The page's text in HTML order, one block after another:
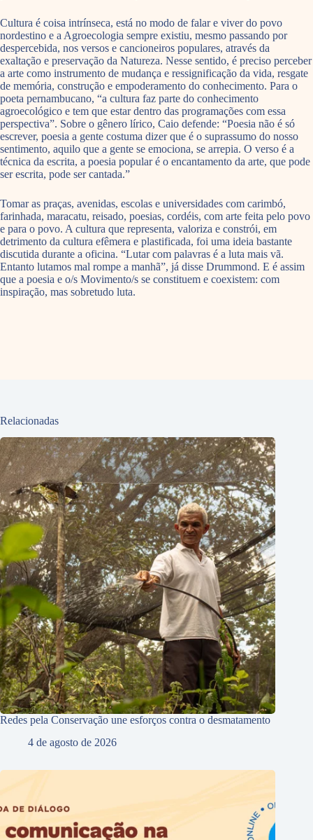
Cultura é coisa intrínseca, está no modo de falar e viver do povo
nordestino e a Agroecologia sempre existiu, mesmo passando por
despercebida, nos versos e cancioneiros populares, através da
exaltação e preservação da Natureza. Nesse sentido, é preciso perceber
a arte como instrumento de mudança e ressignificação da vida, resgate
de memória, construção e empoderamento do conhecimento. Para o
poeta pernambucano, “a cultura faz parte do conhecimento
agroecológico e tem que estar dentro das programações com essa
perspectiva”. Sobre o gênero lírico, Caio defende: “Poesia não é só
escrever, poesia a gente costuma dizer que é o suprassumo do nosso
sentimento, aquilo que a gente se emociona, se arrepia. O verso é a
técnica da escrita, a poesia popular é o encantamento da arte, que pode
ser escrita, pode ser cantada.”
Tomar as praças, avenidas, escolas e universidades com carimbó,
farinhada, maracatu, reisado, poesias, cordéis, com arte feita pelo povo
e para o povo. A cultura que representa, valoriza e constrói, em
detrimento da cultura efêmera e plastificada, foi uma ideia bastante
discutida durante a oficina. “Lutar com palavras é a luta mais vã.
Entanto lutamos mal rompe a manhã”, já disse Drummond. E é assim
que a poesia e o/s Movimento/s se constituem e coexistem: com
inspiração, mas sobretudo luta.
Relacionadas
Redes pela Conservação une esforços contra o desmatamento
4 de agosto de 2026